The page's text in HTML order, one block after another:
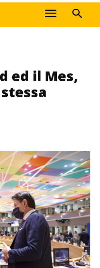
ed il Mes,